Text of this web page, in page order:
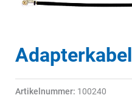
Adapterkabel
Artikelnummer: 100240